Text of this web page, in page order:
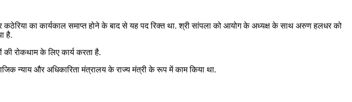
का कार्यकाल समाप्त होने के बाद से यह पद रिक्त था. श्री सांपला को आयोग के अध्यक्ष के साथ अरुण हलधर को
है.
रोकथाम के लिए कार्य करता है.
न्याय और अधिकारिता मंत्रालय के राज्य मंत्री के रूप में काम किया था.